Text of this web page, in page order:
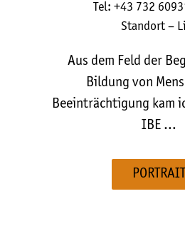
Tel: +43 732
Standort –
Aus dem Feld der
Bildung von
Beeinträchtigung kam
IBE …
PORTRAIT